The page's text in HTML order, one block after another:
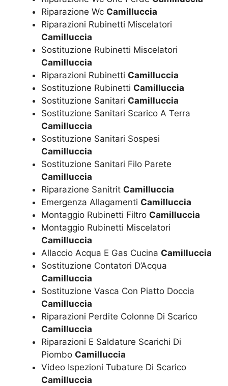
Riparazione Wc Camilluccia
Riparazioni Rubinetti Miscelatori
Camilluccia
Sostituzione Rubinetti Miscelatori
Camilluccia
Riparazioni Rubinetti Camilluccia
Sostituzione Rubinetti Camilluccia
Sostituzione Sanitari Camilluccia
Sostituzione Sanitari Scarico A Terra
Camilluccia
Sostituzione Sanitari Sospesi
Camilluccia
Sostituzione Sanitari Filo Parete
Camilluccia
Riparazione Sanitrit Camilluccia
Emergenza Allagamenti Camilluccia
Montaggio Rubinetti Filtro Camilluccia
Montaggio Rubinetti Miscelatori
Camilluccia
Allaccio Acqua E Gas Cucina Camilluccia
Sostituzione Contatori D’Acqua
Camilluccia
Sostituzione Vasca Con Piatto Doccia
Camilluccia
Riparazioni Perdite Colonne Di Scarico
Camilluccia
Riparazioni E Saldature Scarichi Di
Piombo Camilluccia
Video Ispezioni Tubature Di Scarico
Camilluccia